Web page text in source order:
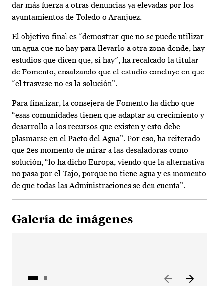
dar más fuerza a otras denuncias ya elevadas por los
ayuntamientos de Toledo o Aranjuez.
El objetivo final es “demostrar que no se puede utilizar
un agua que no hay para llevarlo a otra zona donde, hay
estudios que dicen que, si hay”, ha recalcado la titular
de Fomento, ensalzando que el estudio concluye en que
“el trasvase no es la solución”.
Para finalizar, la consejera de Fomento ha dicho que
“esas comunidades tienen que adaptar su crecimiento y
desarrollo a los recursos que existen y esto debe
plasmarse en el Pacto del Agua”. Por eso, ha reiterado
que 2es momento de mirar a las desaladoras como
solución, “lo ha dicho Europa, viendo que la alternativa
no pasa por el Tajo, porque no tiene agua y es momento
de que todas las Administraciones se den cuenta”.
Galería de imágenes